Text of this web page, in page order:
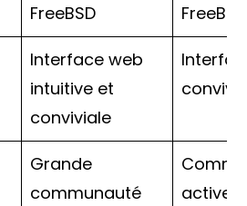
FreeBSD
FreeBSD
Interface web
intuitive et
conviviale
Grande
communauté
active